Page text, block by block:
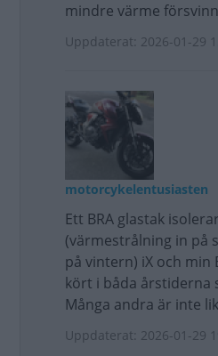
mindre värme
Uppdaterat: 2026-01-29
motorcykelentusiasten
Ett BRA glastak
(värmestrålning in på
på vintern) iX och min
kört i båda årstiderna
Många andra är inte
Uppdaterat: 2026-01-29